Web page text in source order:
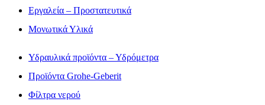
Εργαλεία – Προστατευτικά
Μονωτικά Υλικά
Υδραυλικά προϊόντα – Υδρόμετρα
Προϊόντα Grohe-Geberit
Φίλτρα νερού